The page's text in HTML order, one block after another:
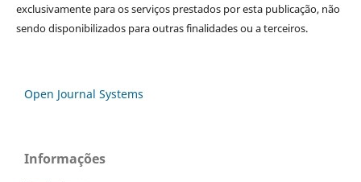
exclusivamente para os serviços prestados por esta publicação, não
sendo disponibilizados para outras finalidades ou a terceiros.
Open Journal Systems
Informações